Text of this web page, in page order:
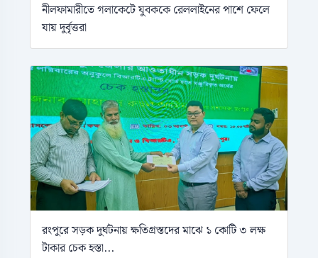
নীলফামারীতে গলাকেটে যুবককে রেললাইনের পাশে ফেলে
যায় দুর্বৃত্তরা
রংপুরে সড়ক দুর্ঘটনায় ক্ষতিগ্রস্তদের মাঝে ১ কোটি ৩ লক্ষ
টাকার চেক হস্তা...